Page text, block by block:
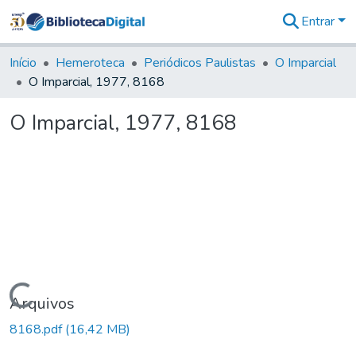
&
Coleções
Tudo na
Digital
Entrar
Início Hemeroteca Periódicos Paulistas
O Imparcial
O Imparcial, 1977, 8168
O Imparcial, 1977, 8168
Carregando...
Arquivos
8168.pdf(16,42 MB)